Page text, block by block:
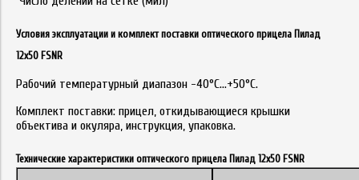
Условия эксплуатации и комплект поставки оптического прицела Пилад
12х50 FSNR
Рабочий температурный диапазон -40°С…+50°С.
Комплект поставки: прицел, откидывающиеся крышки
объектива и окуляра, инструкция, упаковка.
Технические характеристики оптического прицела Пилад 12х50 FSNR